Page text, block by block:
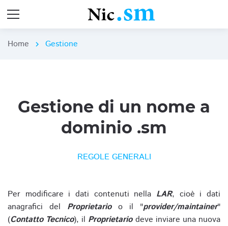
Home chevron_right Gestione
Gestione di un nome a
dominio .sm
REGOLE GENERALI
Per modificare i dati contenuti nella LAR, cioè i dati
anagrafici del Proprietarioo il "provider/maintainer"
(Contatto Tecnico), il Proprietariodeve inviare una nuova